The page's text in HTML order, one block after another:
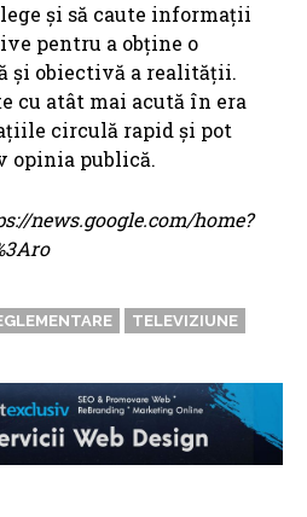
și să caute informații
pentru a obține o
și obiectivă a realității.
cu atât mai acută în era
circulă rapid și pot
opinia publică.
news.google.com/home?
TELEVIZIUNE